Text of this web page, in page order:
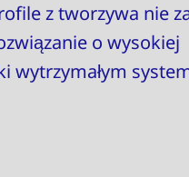
z tworzywa nie
o wysokiej
wytrzymałym